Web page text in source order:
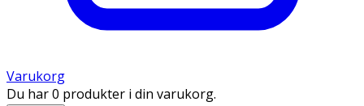
Varukorg
Du har 0 produkter i din varukorg.